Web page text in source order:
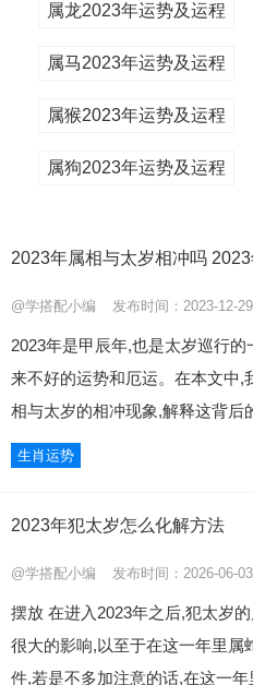
属龙2023年运势及运程
属马2023年运势及运程
属猴2023年运势及运程
属狗2023年运势及运程
2023年属相与太岁相冲吗
@学搭配小编 发布时间：2023-12-29
2023年是甲辰年,也是太岁巡行
来不好的运势和厄运。在本文中,
相与太岁的相冲现象,解释这背后
生肖运势
2023年犯太岁怎么化解方法
@学搭配小编 发布时间：2026-06-03
摆放 在进入2023年之后,犯太岁
很大的影响,以至于在这一年里属
件,若是不多加注意的话,在这一